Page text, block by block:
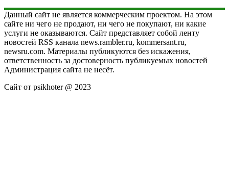
Данный сайт не является коммерческим проектом. На этом
сайте ни чего не продают, ни чего не покупают, ни какие
услуги не оказываются. Сайт представляет собой ленту
новостей RSS канала news.rambler.ru, kommersant.ru,
newsru.com. Материалы публикуются без искажения,
ответственность за достоверность публикуемых новостей
Администрация сайта не несёт.
Сайт от psikhoter @ 2023